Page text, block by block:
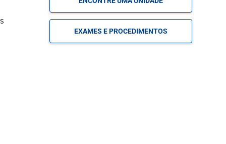
EXAMES E PROCEDIMENTOS